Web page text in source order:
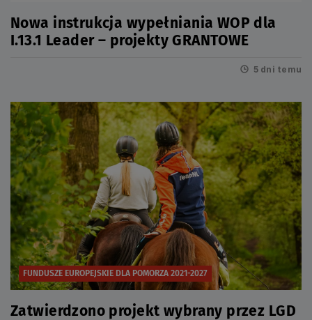
Nowa instrukcja wypełniania WOP dla
I.13.1 Leader – projekty GRANTOWE
5 dni temu
FUNDUSZE EUROPEJSKIE DLA POMORZA 2021-2027
Zatwierdzono projekt wybrany przez LGD